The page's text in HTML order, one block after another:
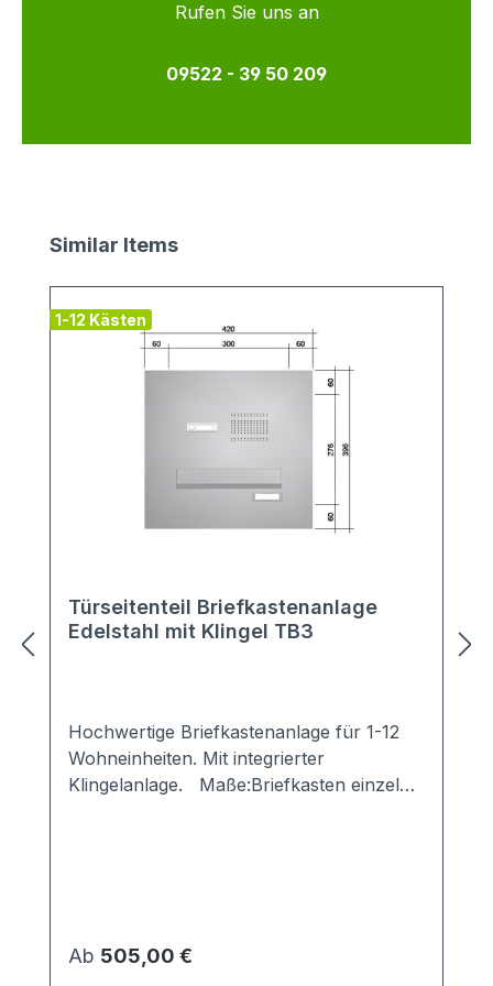
Rufen Sie uns an
09522 - 39 50 209
Produktgalerie überspringen
Similar Items
1-12 Kästen
Türseitenteil Briefkastenanlage
Edelstahl mit Klingel TB3
Hochwertige Briefkastenanlage für 1-12
Wohneinheiten. Mit integrierter
Klingelanlage. Maße:Briefkasten einzeln:
Überstand: 60mm Material:Kasten,
Kastentür: Stahl verzinkt, pulverlackiert
Regulärer Preis:
Ab 505,00 €